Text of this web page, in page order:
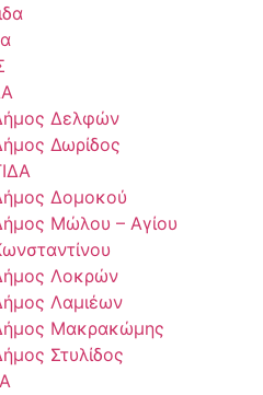
Δελφών
Δωρίδος
Δομοκού
Μώλου – Αγίου
Λοκρών
Λαμιέων
Μακρακώμης
Στυλίδος